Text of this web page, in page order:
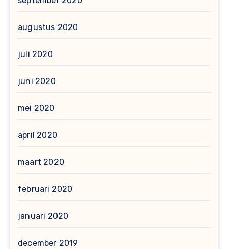
augustus 2020
juli 2020
juni 2020
mei 2020
april 2020
maart 2020
februari 2020
januari 2020
december 2019